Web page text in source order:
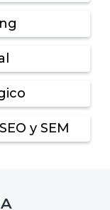
SEO y SEM